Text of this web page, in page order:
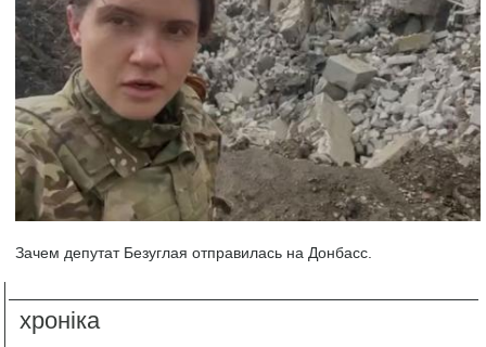
Зачем депутат Безуглая отправилась на Донбасс.
хроніка